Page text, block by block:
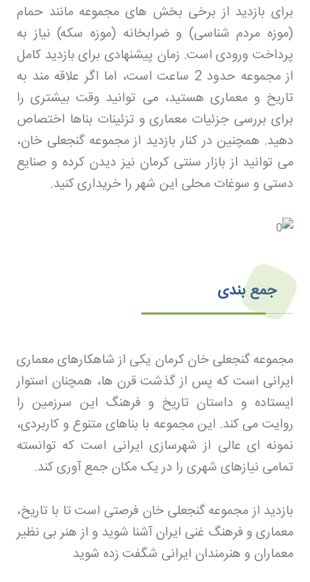
برای بازدید از برخی بخش های مجموعه مانند حمام
(موزه مردم شناسی) و ضرابخانه (موزه سکه) نیاز به
پرداخت ورودی است. زمان پیشنهادی برای بازدید کامل
از مجموعه حدود 2 ساعت است، اما اگر علاقه مند به
تاریخ و معماری هستید، می توانید وقت بیشتری را
برای بررسی جزئیات معماری و تزئینات بناها اختصاص
دهید. همچنین در کنار بازدید از مجموعه گنجعلی خان،
می توانید از بازار سنتی کرمان نیز دیدن کرده و صنایع
دستی و سوغات محلی این شهر را خریداری کنید.
جمع بندی
مجموعه گنجعلی خان کرمان یکی از شاهکارهای معماری
ایرانی است که پس از گذشت قرن ها، همچنان استوار
ایستاده و داستان تاریخ و فرهنگ این سرزمین را
روایت می کند. این مجموعه با بناهای متنوع و کاربردی،
نمونه ای عالی از شهرسازی ایرانی است که توانسته
تمامی نیازهای شهری را در یک مکان جمع آوری کند.
بازدید از مجموعه گنجعلی خان فرصتی است تا با تاریخ،
معماری و فرهنگ غنی ایران آشنا شوید و از هنر بی نظیر
معماران و هنرمندان ایرانی شگفت زده شوید